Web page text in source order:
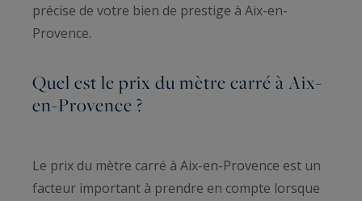
précise de votre bien de prestige à Aix-en-
Provence.
Quel est le prix du mètre carré à Aix-
en-Provence ?
Le prix du mètre carré à Aix-en-Provence est un
facteur important à prendre en compte lorsque